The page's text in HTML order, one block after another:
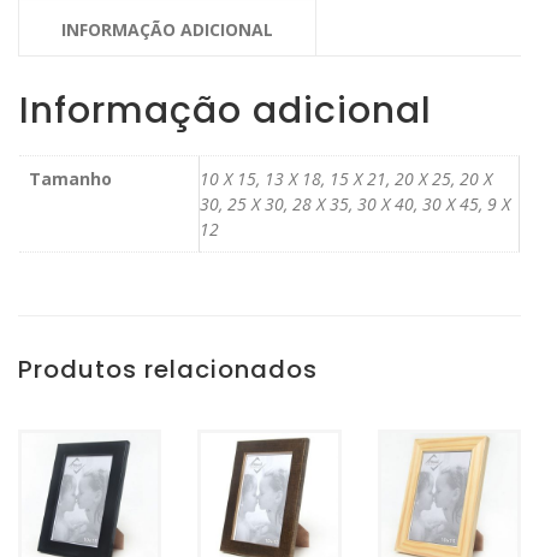
INFORMAÇÃO ADICIONAL
Informação adicional
Tamanho
10 X 15, 13 X 18, 15 X 21, 20 X 25, 20 X
30, 25 X 30, 28 X 35, 30 X 40, 30 X 45, 9 X
12
Produtos relacionados